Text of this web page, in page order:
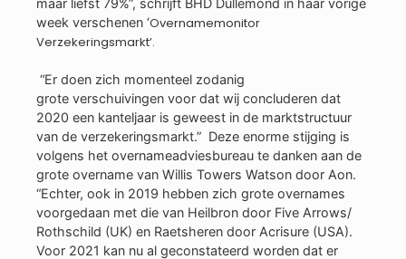
maar liefst 79%”, schrijft BHD Dullemond in haar vorige
week verschenen ‘Overnamemonitor
Verzekeringsmarkt’.
“Er doen zich momenteel zodanig
grote verschuivingen voor dat wij concluderen dat
2020 een kanteljaar is geweest in de marktstructuur
van de verzekeringsmarkt.” Deze enorme stijging is
volgens het overnameadviesbureau te danken aan de
grote overname van Willis Towers Watson door Aon.
“Echter, ook in 2019 hebben zich grote overnames
voorgedaan met die van Heilbron door Five Arrows/
Rothschild (UK) en Raetsheren door Acrisure (USA).
Voor 2021 kan nu al geconstateerd worden dat er